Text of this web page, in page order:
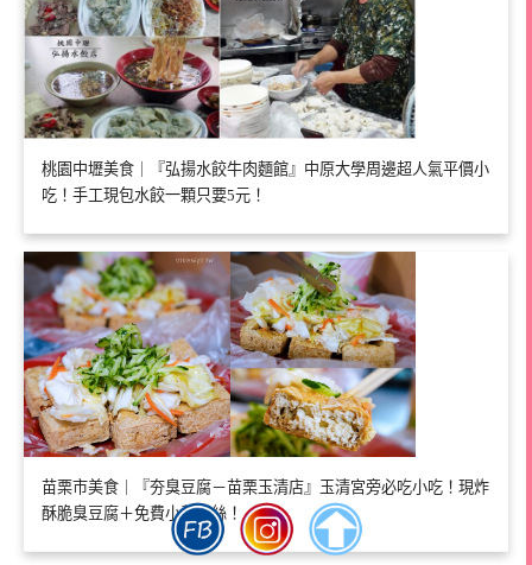
桃園中壢美食｜『弘揚水餃牛肉麵館』中原大學周邊超人氣平價小
吃！手工現包水餃一顆只要5元！
苗栗市美食｜『夯臭豆腐－苗栗玉清店』玉清宮旁必吃小吃！現炸
酥脆臭豆腐＋免費小黃瓜絲！